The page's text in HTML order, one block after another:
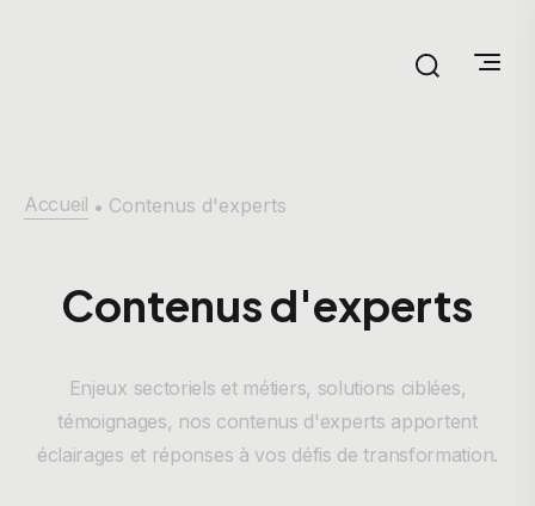
Accueil • Contenus d'experts
Contenus d'experts
Enjeux sectoriels et métiers, solutions ciblées,
témoignages, nos contenus d'experts apportent
éclairages et réponses à vos défis de transformation.